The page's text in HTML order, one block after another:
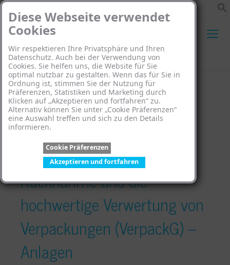
Diese Webseite verwendet
Cookies
Wir respektieren Ihre Privatsphäre und Ihren
Datenschutz. Auch bei der Verwendung von
Cookies. Sie helfen uns, die Website für Sie
optimal nutzbar zu gestalten. Wenn das für Sie in
Ordnung ist, stimmen Sie der Nutzung für
Präferenzen, Statistiken und Marketing durch
Klicken auf „Akzeptieren und fortfahren“ zu.
Alternativ können Sie unter „Cookie Präferenzen“
eine Auswahl treffen und sich zu den Details
informieren.
Cookie Präferenzen
Akzeptieren und fortfahren
Search:
Gesetz über das
Inverkehrbringen, die
Rücknahme und die
hochwertige Verwertung von
Verpackungen (VerpackG) –
Anlagen